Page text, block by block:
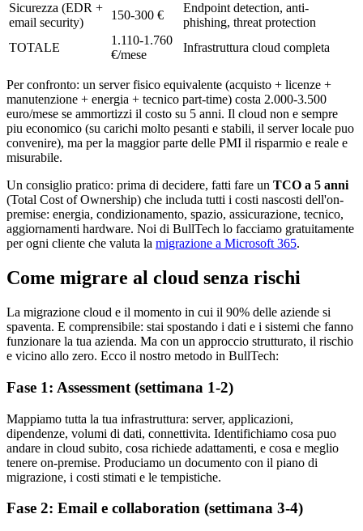
Sicurezza (EDR +
email security)
150-300 €
Endpoint detection, anti-
phishing, threat protection
TOTALE
1.110-1.760
€/mese
Infrastruttura cloud completa
Per confronto: un server fisico equivalente (acquisto + licenze +
manutenzione + energia + tecnico part-time) costa 2.000-3.500
euro/mese se ammortizzi il costo su 5 anni. Il cloud non e sempre
piu economico (su carichi molto pesanti e stabili, il server locale puo
convenire), ma per la maggior parte delle PMI il risparmio e reale e
misurabile.
Un consiglio pratico: prima di decidere, fatti fare un TCO a 5 anni
(Total Cost of Ownership) che includa tutti i costi nascosti dell'on-
premise: energia, condizionamento, spazio, assicurazione, tecnico,
aggiornamenti hardware. Noi di BullTech lo facciamo gratuitamente
per ogni cliente che valuta la migrazione a Microsoft 365.
Come migrare al cloud senza rischi
La migrazione cloud e il momento in cui il 90% delle aziende si
spaventa. E comprensibile: stai spostando i dati e i sistemi che fanno
funzionare la tua azienda. Ma con un approccio strutturato, il rischio
e vicino allo zero. Ecco il nostro metodo in BullTech:
Fase 1: Assessment (settimana 1-2)
Mappiamo tutta la tua infrastruttura: server, applicazioni,
dipendenze, volumi di dati, connettivita. Identifichiamo cosa puo
andare in cloud subito, cosa richiede adattamenti, e cosa e meglio
tenere on-premise. Produciamo un documento con il piano di
migrazione, i costi stimati e le tempistiche.
Fase 2: Email e collaboration (settimana 3-4)